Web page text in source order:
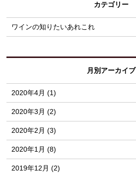
カテゴリー
ワインの知りたいあれこれ
月別アーカイブ
2020年4月 (1)
2020年3月 (2)
2020年2月 (3)
2020年1月 (8)
2019年12月 (2)